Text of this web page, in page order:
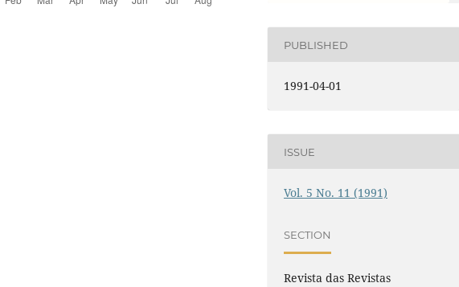
PUBLISHED
1991-04-01
ISSUE
Vol. 5 No. 11 (1991)
SECTION
Revista das Revistas